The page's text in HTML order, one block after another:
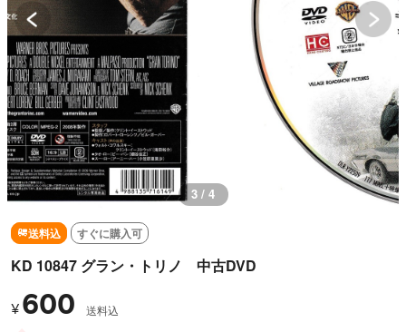
3 / 4
送料込 すぐに購入可
KD 10847 グラン・トリノ 中古DVD
¥ 600 送料込